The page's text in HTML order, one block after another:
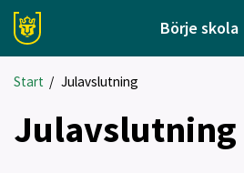
Börje skola
Start / Julavslutning
Julavslutning